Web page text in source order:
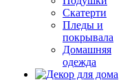
Скатерти
Пледы и
покрывала
Домашняя
одежда